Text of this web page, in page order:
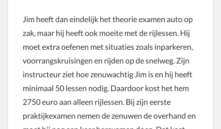
Jim heeft dan eindelijk het theorie examen auto op
zak, maar hij heeft ook moeite met de rijlessen. Hij
moet extra oefenen met situaties zoals inparkeren,
voorrangskruisingen en rijden op de snelweg. Zijn
instructeur ziet hoe zenuwachtig Jim is en hij heeft
minimaal 50 lessen nodig. Daardoor kost het hem
2750 euro aan alleen rijlessen. Bij zijn eerste
praktijkexamen nemen de zenuwen de overhand en